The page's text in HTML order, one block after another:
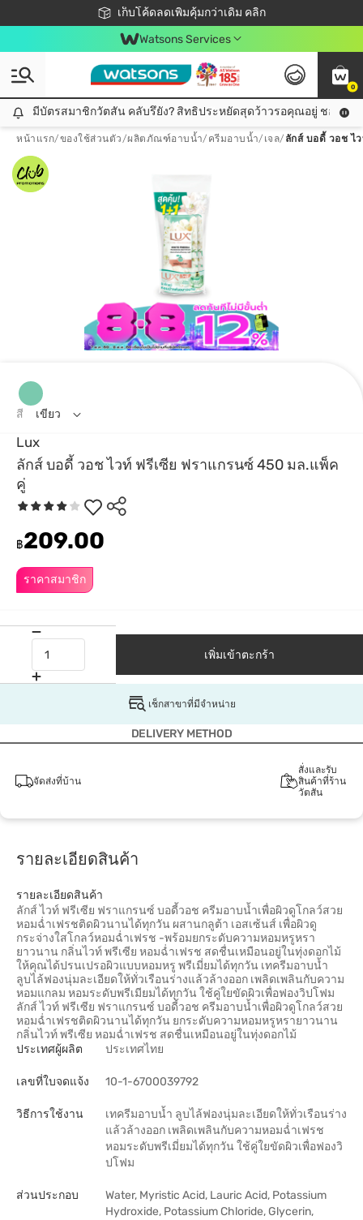
เก็บโค้ดลดเพิ่มคุ้มกว่าเดิม คลิก
ชอปออนไลน์ครั้งแรก ลดเพิ่มจุก ๆ 10%! 🎉
📦ส่งฟรี! เมื่อชอป 499฿
สมาชิกวัตสัน คลับดียังไง?
Watsons Services
0
มีบัตรสมาชิกวัตสัน คลับรึยัง? สิทธิประหยัดสุดว้าวรอคุณอยู่ ชอปคุ้มกว่าเดิม คลิก!
มีบัตรสมาชิกวัตสัน คลับรึยัง? สิทธิประหยัดสุดว้าวรอคุณอยู่ ชอปคุ้มก
หน้าแรก/ของใช้ส่วนตัว/ผลิตภัณฑ์อาบน้ำ/ ครีมอาบน้ำ/เจล/ ลักส์ บอดี้ วอช ไ
Lux
ลักส์ บอดี้ วอช ไวท์ ฟรีเซีย ฟราแกรนซ์ 450 มล.แพ็ค
คู่
ราคาสมาชิก
฿209.00
สี เขียว
เพิ่มเข้าตะกร้า
เช็กสาขาที่มีจำหน่าย
DELIVERY METHOD
จัดส่งที่บ้าน
สั่งและรับ
สินค้าที่ร้าน
วัตสัน
รายละเอียดสินค้า
รายละเอียดสินค้า
ลักส์ ไวท์ ฟรีเซีย ฟราแกรนซ์ บอดี้วอช ครีมอาบน้ำเพื่อผิวดูโกลว์สวย
หอมฉ่ำเฟรชติดผิวนานได้ทุกวัน ผสานกลูต้า เอสเซ้นส์ เพื่อผิวดู
กระจ่างใสโกลว์หอมฉ่ำเฟรช -พร้อมยกระดับความหอมหรูหรา
ยาวนาน กลิ่นไวท์ พรีเซีย หอมฉ่ำเฟรช สดชื่นเหมือนอยู่ในทุ่งดอกไม้
ให้คุณได้ปรนเปรอผิวแบบหอมหรู พรีเมี่ยมได้ทุกวัน เทครีมอาบน้ำ
ลูบไล้ฟองนุ่มละเอียดให้ทั่วเรือนร่างแล้วล้างออก เพลิดเพลินกับความ
หอมแกลม หอมระดับพรีเมียมได้ทุกวัน ใช้คู่ใยขัดผิวเพื่อฟองวิปโฟม
ลักส์ ไวท์ ฟรีเซีย ฟราแกรนซ์ บอดี้วอช ครีมอาบน้ำเพื่อผิวดูโกลว์สวย
หอมฉ่ำเฟรชติดผิวนานได้ทุกวัน ยกระดับความหอมหรูหรายาวนาน
กลิ่นไวท์ พรีเซีย หอมฉ่ำเฟรช สดชื่นเหมือนอยู่ในทุ่งดอกไม้
ประเทศผู้ผลิต
ประเทศไทย
เลขที่ใบจดแจ้ง 10-1-6700039792
วิธีการใช้งาน
เทครีมอาบน้ำ ลูบไล้ฟองนุ่มละเอียดให้ทั่วเรือนร่าง
แล้วล้างออก เพลิดเพลินกับความหอมฉ่ำเฟรช
หอมระดับพรีเมี่ยมได้ทุกวัน ใช้คู่ใยขัดผิวเพื่อฟองวิ
ปโฟม
ส่วนประกอบ
Water, Myristic Acid, Lauric Acid, Potassium
Hydroxide, Potassium Chloride, Glycerin,